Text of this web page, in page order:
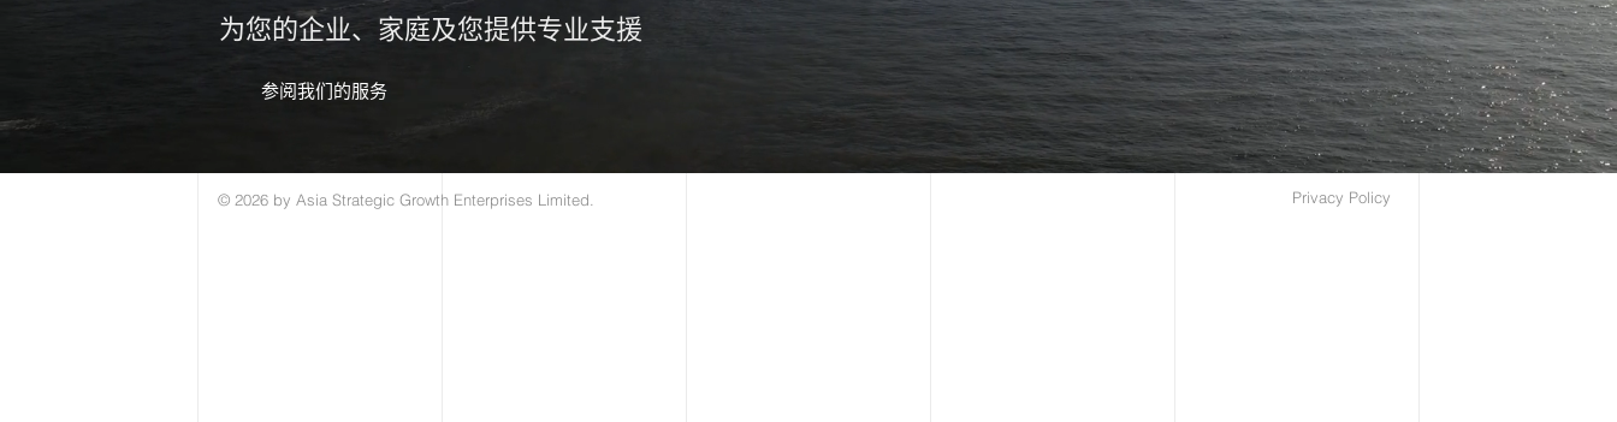
为您的企业、家庭及您提供专业支援
参阅我们的服务
© 2026 by Asia Strategic Growth Enterprises Limited. Privacy Policy